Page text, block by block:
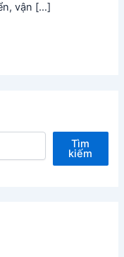
vận […]
Tìm
kiếm